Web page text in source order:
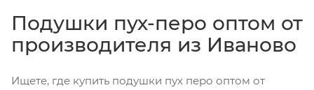
Подушки пух-перо оптом от
производителя из Иваново
Ищете, где купить подушки пух перо оптом от